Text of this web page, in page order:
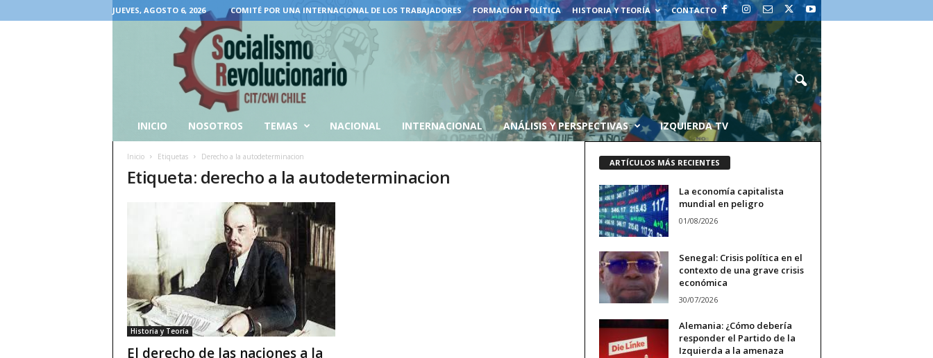
JUEVES, AGOSTO 6, 2026 COMITÉ POR UNA INTERNACIONAL DE LOS TRABAJADORES FORMACIÓN POLÍTICA HISTORIA Y TEORÍA CONTACTO
INICIO NOSOTROS TEMAS NACIONAL INTERNACIONAL ANÁLISIS Y PERSPECTIVAS IZQUIERDA TV
Inicio Etiquetas Derecho a la autodeterminacion
Etiqueta: derecho a la autodeterminacion
Historia y Teoría
El derecho de las naciones a la
ARTÍCULOS MÁS RECIENTES
La economía capitalista
mundial en peligro
01/08/2026
Senegal: Crisis política en el
contexto de una grave crisis
económica
30/07/2026
Alemania: ¿Cómo debería
responder el Partido de la
Izquierda a la amenaza